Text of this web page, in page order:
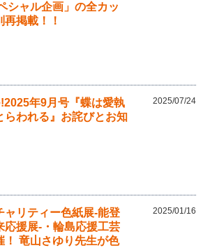
シャル企画」の全カッ
再掲載！！
年9月号『蝶は愛執
らわれる』お詫びとお知
2025/07/24
ャリティー色紙展-能登
応援展-・輪島応援工芸
！ 竜山さゆり先生が色
2025/01/16